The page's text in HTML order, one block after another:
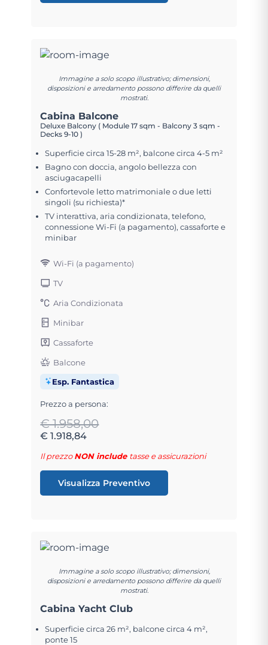
Immagine a solo scopo illustrativo; dimensioni,
disposizioni e arredamento possono differire da quelli
mostrati.
Cabina Balcone
Deluxe Balcony ( Module 17 sqm - Balcony 3 sqm -
Decks 9-10 )
Superficie circa 15-28 m², balcone circa 4-5 m²
Bagno con doccia, angolo bellezza con
asciugacapelli
Confortevole letto matrimoniale o due letti
singoli (su richiesta)*
TV interattiva, aria condizionata, telefono,
connessione Wi-Fi (a pagamento), cassaforte e
minibar
Wi-Fi (a pagamento)
TV
Aria Condizionata
Minibar
Cassaforte
Balcone
Esp. Fantastica
Prezzo a persona:
€ 1.958,00
€ 1.918,84
Il prezzoNON include tasse e assicurazioni
Visualizza Preventivo
Immagine a solo scopo illustrativo; dimensioni,
disposizioni e arredamento possono differire da quelli
mostrati.
Cabina Yacht Club
Superficie circa 26 m², balcone circa 4 m²,
ponte 15